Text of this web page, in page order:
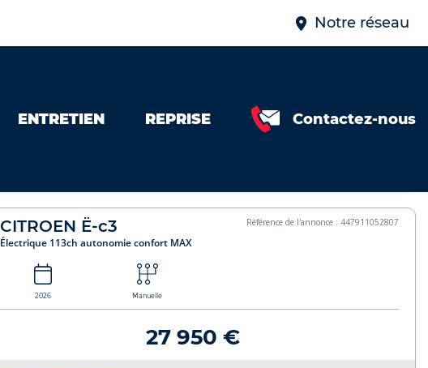
Notre réseau
ENTRETIEN REPRISE Contactez-nous
CITROEN Ë-c3
Électrique 113ch autonomie confort MAX
Référence de l'annonce : 447911052807
2026 Manuelle
27 950 €